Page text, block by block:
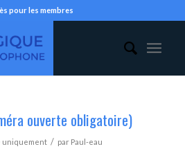
pour les membres
ouverte obligatoire)
uniquement / par Paul-eau